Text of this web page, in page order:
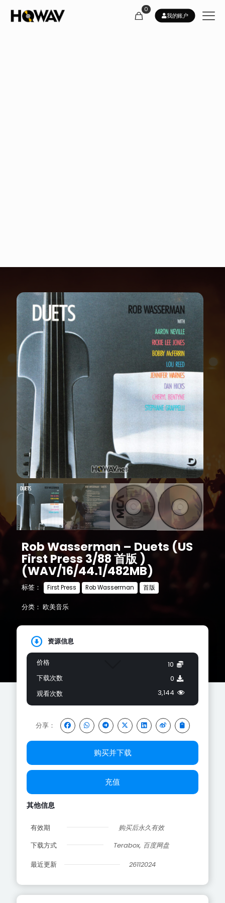
0
我的账户
Rob Wasserman – Duets (US
First Press 3/88 首版 )
(WAV/16/44.1/482MB)
标签： First Press Rob Wasserman 首版
分类： 欧美音乐
资源信息
价格
下载次数
观看次数
10
0
3,144
分享：
购买并下载
充值
其他信息
有效期
购买后永久有效
下载方式
Terabox, 百度网盘
最近更新
26112024